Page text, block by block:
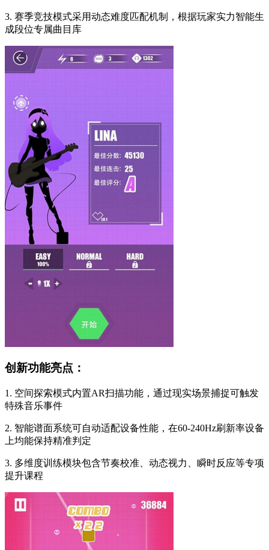
3. 赛季竞技模式采用动态难度匹配机制，根据玩家实力智能生
成段位专属曲目库
创新功能亮点：
1. 空间探索模式内置AR扫描功能，通过现实场景捕捉可触发
特殊音乐事件
2. 智能谱面系统可自动适配设备性能，在60-240Hz刷新率设备
上均能保持精准判定
3. 多维度训练模块包含节奏校准、动态视力、瞬时反应等专项
提升课程